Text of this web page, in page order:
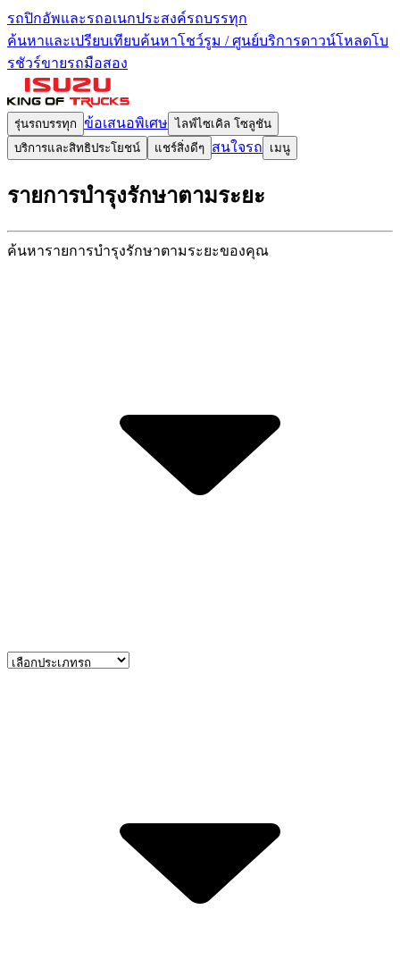
รถปิกอัพและรถอเนกประสงค์รถบรรทุก
ค้นหาและเปรียบเทียบค้นหาโชว์รูม / ศูนย์บริการดาวน์โหลดโบ
รชัวร์ขายรถมือสอง
รุ่นรถบรรทุก ข้อเสนอพิเศษ ไลฟ์ไซเคิล โซลูชัน
บริการและสิทธิประโยชน์
แชร์สิ่งดีๆ สนใจรถ เมนู
รายการบำรุงรักษาตามระยะ
ค้นหารายการบำรุงรักษาตามระยะของคุณ